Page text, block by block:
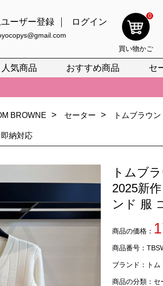
ーザー登録 ログイン
0
買い物かご
人気商品 おすすめ商品 セ
取扱い。最高品質の再現度を安心してお選びい
間中のご注文でお得な割引をご利用いただけます
バッグ最新モデルが登場。上質な仕上がりをお
取扱い。最高品質の再現度を安心してお選びいた
ー バッグ最新モデルが登場。上質な仕上がりをお
BROWNE > セーター > トムブラウ
納対応
トムブ
2025新
ンド 服
商品の価格：
商品番号：
ブランド： ト
商品の分類： セ